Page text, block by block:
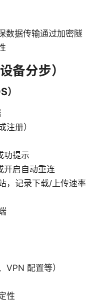
数据传输通过加密隧
备分步）
注册）
功提示
开启自动重连
，记录下载/上传速率
VPN 配置等）
性